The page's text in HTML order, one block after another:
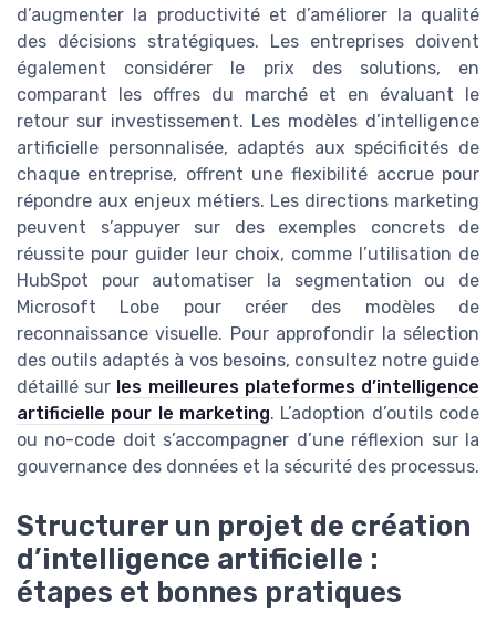
d’augmenter la productivité et d’améliorer la qualité
des décisions stratégiques. Les entreprises doivent
également considérer le prix des solutions, en
comparant les offres du marché et en évaluant le
retour sur investissement. Les modèles d’intelligence
artificielle personnalisée, adaptés aux spécificités de
chaque entreprise, offrent une flexibilité accrue pour
répondre aux enjeux métiers. Les directions marketing
peuvent s’appuyer sur des exemples concrets de
réussite pour guider leur choix, comme l’utilisation de
HubSpot pour automatiser la segmentation ou de
Microsoft Lobe pour créer des modèles de
reconnaissance visuelle. Pour approfondir la sélection
des outils adaptés à vos besoins, consultez notre guide
détaillé sur les meilleures plateformes d’intelligence
artificielle pour le marketing. L’adoption d’outils code
ou no-code doit s’accompagner d’une réflexion sur la
gouvernance des données et la sécurité des processus.
Structurer un projet de création
d’intelligence artificielle :
étapes et bonnes pratiques